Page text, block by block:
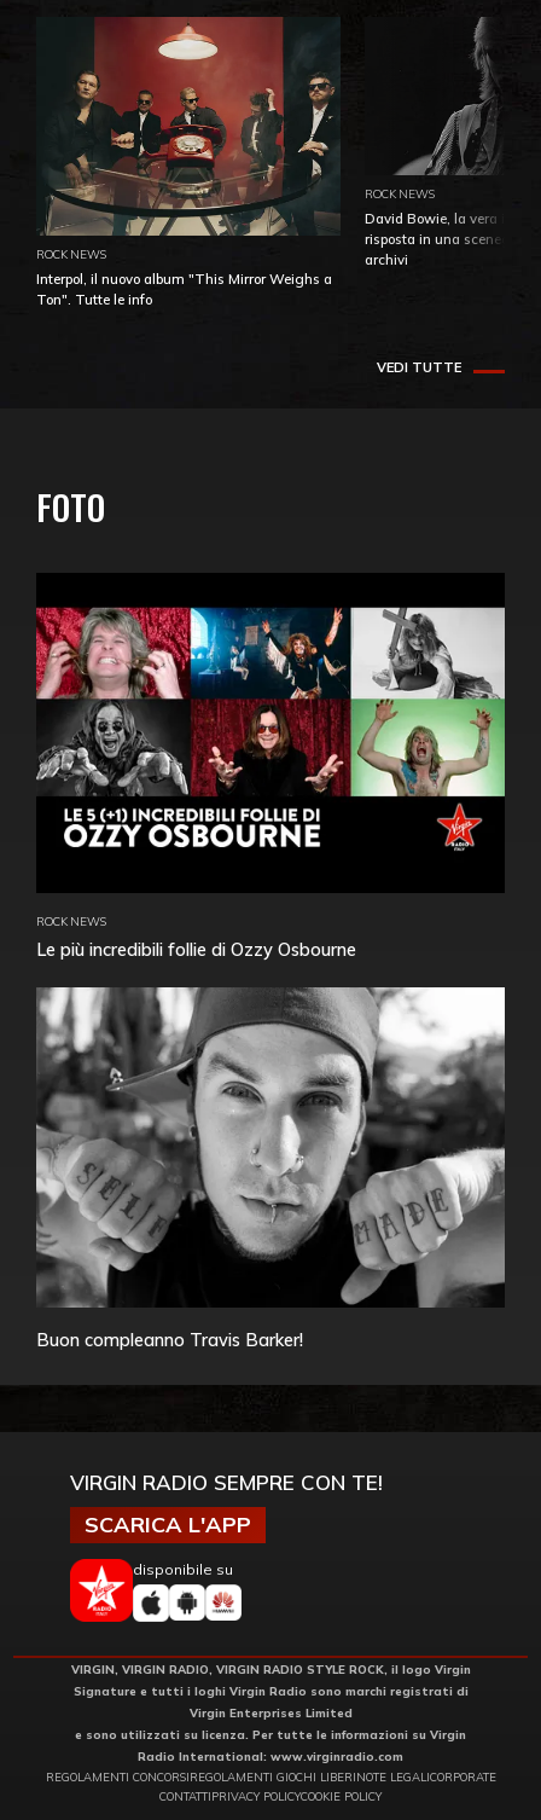
ROCK NEWS
Interpol, il nuovo album "This Mirror Weighs a
Ton". Tutte le info
ROCK NEWS
David Bowie, la vera
risposta in una
archivi
VEDI TUTTE
FOTO
ROCK NEWS
Le più incredibili follie di Ozzy Osbourne
Buon compleanno Travis Barker!
VIRGIN RADIO SEMPRE CON TE!
SCARICA L'APP
disponibile su
VIRGIN, VIRGIN RADIO, VIRGIN RADIO STYLE ROCK, il logo Virgin
Signature e tutti i loghi Virgin Radio sono marchi registrati di
Virgin Enterprises Limited
e sono utilizzati su licenza. Per tutte le informazioni su Virgin
Radio International: www.virginradio.com
REGOLAMENTI CONCORSIREGOLAMENTI GIOCHI LIBERINOTE LEGALICORPORATE
CONTATTIPRIVACY POLICYCOOKIE POLICY